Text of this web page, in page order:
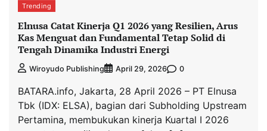
Trending
Elnusa Catat Kinerja Q1 2026 yang Resilien, Arus
Kas Menguat dan Fundamental Tetap Solid di
Tengah Dinamika Industri Energi
Wiroyudo Publishing April 29, 2026 0
BATARA.info, Jakarta, 28 April 2026 – PT Elnusa
Tbk (IDX: ELSA), bagian dari Subholding Upstream
Pertamina, membukukan kinerja Kuartal I 2026